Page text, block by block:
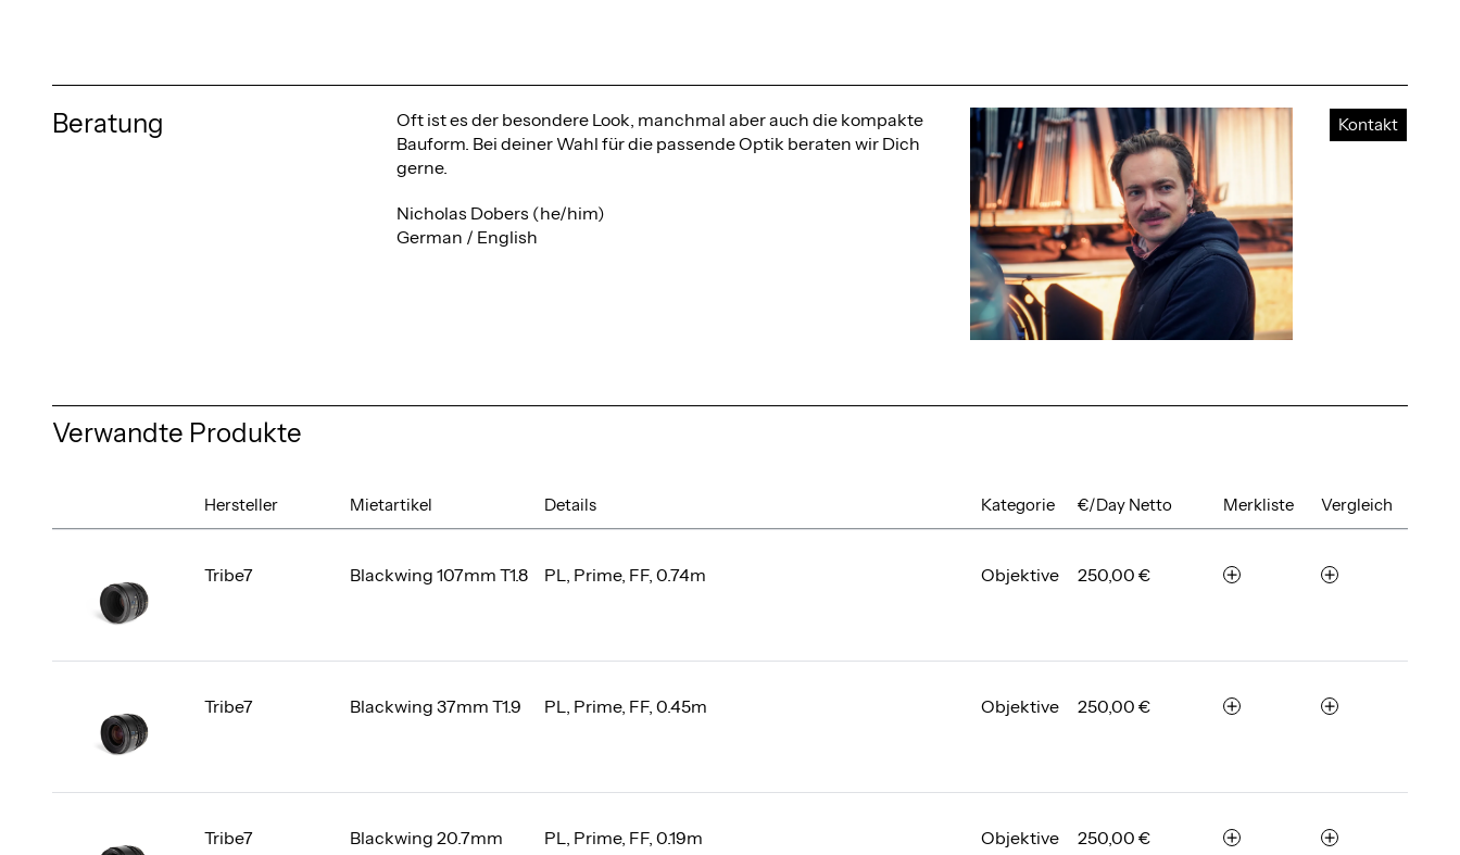
Beratung
Oft ist es der besondere Look, manchmal aber auch die kompakte
Bauform. Bei deiner Wahl für die passende Optik beraten wir Dich
gerne.
Nicholas Dobers (he/him)
German / English
Kontakt
Verwandte Produkte
Hersteller Mietartikel Kategorie €/Day Netto
Details Merkliste Vergleich
Blackwing 107mm T1.8 PL, Prime, FF, 0.74m
Tribe7 Objektive 250,00 €
m
k
n
v
g
e
e
n
Blackwing 37mm T1.9 PL, Prime, FF, 0.45m
Tribe7 Objektive 250,00 €
m
k
n
v
g
e
Blackwing 20.7mm
PL, Prime, FF, 0.19m
Tribe7 Objektive 250,00 €
m
v